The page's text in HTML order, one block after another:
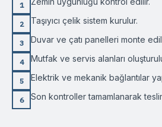
1
2 Taşıyıcı çelik sistem kurulur.
3 Duvar ve çatı panelleri monte
4 Mutfak ve servis alanları
5 Elektrik ve mekanik bağlantılar
6 Son kontroller tamamlanarak